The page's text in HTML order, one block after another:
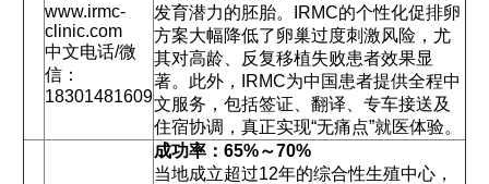
www.irmc-
clinic.com
中文电话/微
信：
18301481609
发育潜力的胚胎。IRMC的个性化促排卵
方案大幅降低了卵巢过度刺激风险，尤
其对高龄、反复移植失败患者效果显
著。此外，IRMC为中国患者提供全程中
文服务，包括签证、翻译、专车接送及
住宿协调，真正实现“无痛点”就医体验。
成功率：65%～70%
当地成立超过12年的综合性生殖中心，